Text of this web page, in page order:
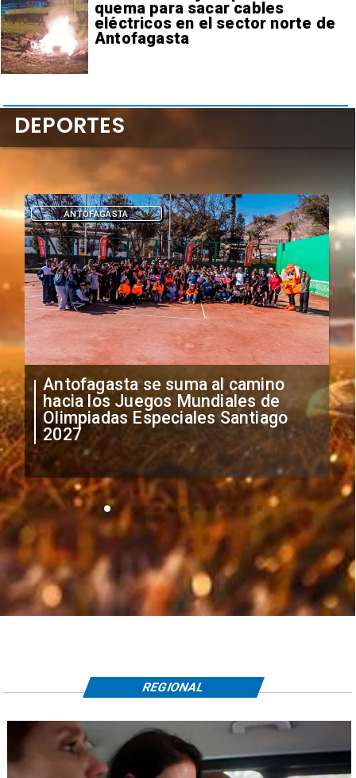
quema para sacar cables
eléctricos en el sector norte de
Antofagasta
"Falta de profesionalismo": Sifup
anuncia medidas por situación
irregular de futbolistas
extranjeros
DEPORTES
DEPORTES
REGIONAL